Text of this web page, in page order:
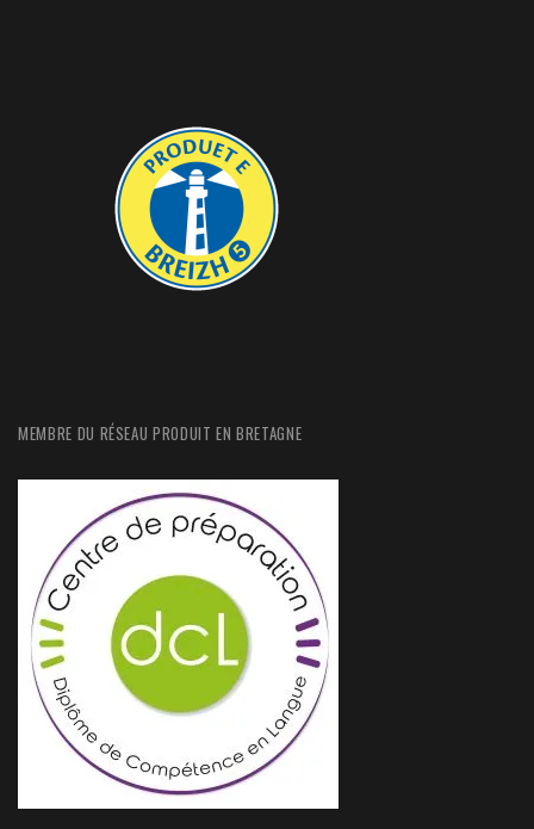
MEMBRE DU RÉSEAU PRODUIT EN BRETAGNE